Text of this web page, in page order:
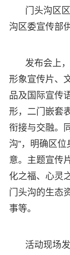
门头沟区
沟区委宣传部
发布会上
形象宣传片、
品及国际宣传
形，二门嵌套
衔接与交融。
沟”，明确区位
意。主题宣传
化之福、心灵
门头沟的生态
事等。
活动现场